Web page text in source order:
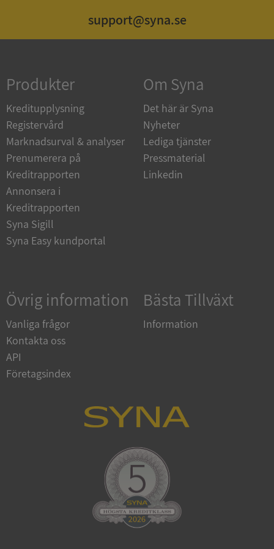
support@syna.se
Produkter
Kreditupplysning
Registervård
Marknadsurval & analyser
Prenumerera på
Kreditrapporten
Annonsera i
Kreditrapporten
Syna Sigill
Syna Easy kundportal
Om Syna
Det här är Syna
Nyheter
Lediga tjänster
Pressmaterial
Linkedin
Övrig information
Vanliga frågor
Kontakta oss
API
Företagsindex
Bästa Tillväxt
Information
Strikt nödvändigt Prestanda
Inriktning
Strikt nödvändiga kakor tillåter
kärnwebbplatsfunktioner som användarinloggning
användas ordentligt utan strikt nödvändiga cookies.
Namn
Leverantör
Domän
__RequestVerificationToken
Corporation
VISITOR_PRIVACY_METADATA
YouTube
.youtube.com
Corporation
de.syna.se
Google